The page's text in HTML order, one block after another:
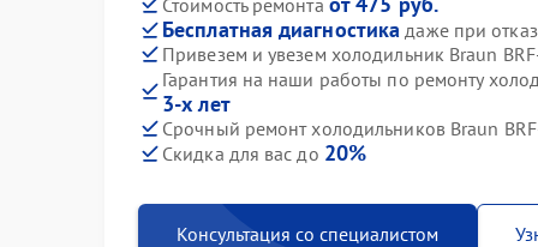
Стоимость ремонта
Бесплатная диагностика даже при
Привезем и увезем холодильник Braun
Гарантия на наши работы по ремонту
3-х лет
Срочный ремонт холодильников Braun
Скидка для вас до 20%
Консультация со специалистом